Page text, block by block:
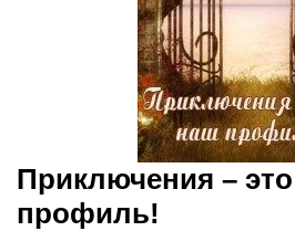
Приключения –
профиль!